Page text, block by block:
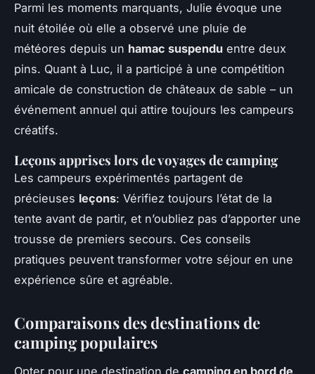
Parmi les moments marquants, Julie évoque une
nuit étoilée où elle a observé une pluie de
météores depuis un hamac suspendu entre deux
pins. Quant à Luc, il a participé à une compétition
amicale de construction de châteaux de sable – un
événement annuel qui attire toujours les campeurs
créatifs.
Leçons apprises lors de voyages de camping
Les campeurs expérimentés partagent de
précieuses leçons: Vérifiez toujours l’état de la
tente avant de partir, et n’oubliez pas d’apporter une
trousse de premiers secours. Ces conseils
pratiques peuvent transformer votre séjour en une
expérience sûre et agréable.
Comparaisons des destinations de
camping populaires